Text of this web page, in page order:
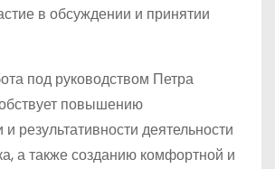
в обсуждении и принятии
под руководством Петра
повышению
результативности деятельности
а также созданию комфортной и